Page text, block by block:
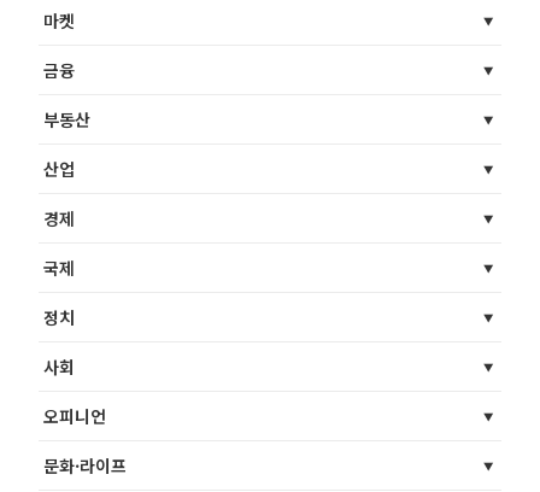
마켓
금융
부동산
산업
경제
국제
정치
사회
오피니언
문화·라이프